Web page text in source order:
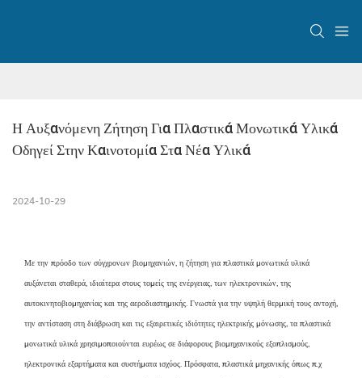
Η Αυξανόμενη Ζήτηση Για Πλαστικά Μονωτικά Υλικά
Οδηγεί Στην Καινοτομία Στα Νέα Υλικά
2024-10-29
Με την πρόοδο των σύγχρονων βιομηχανιών, η ζήτηση για πλαστικά μονωτικά υλικά
αυξάνεται σταθερά, ιδιαίτερα στους τομείς της ενέργειας, των ηλεκτρονικών, της
αυτοκινητοβιομηχανίας και της αεροδιαστημικής. Γνωστά για την υψηλή θερμική τους αντοχή,
την αντίσταση στη διάβρωση και τις εξαιρετικές ιδιότητες ηλεκτρικής μόνωσης, τα πλαστικά
μονωτικά υλικά χρησιμοποιούνται ευρέως σε διάφορους βιομηχανικούς εξοπλισμούς,
ηλεκτρονικά εξαρτήματα και συστήματα ισχύος. Πρόσφατα, πλαστικά μηχανικής όπως π.χ